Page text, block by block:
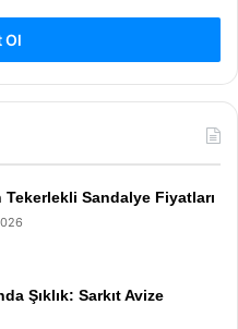
Ol
Tekerlekli Sandalye Fiyatları
Şıklık: Sarkıt Avize